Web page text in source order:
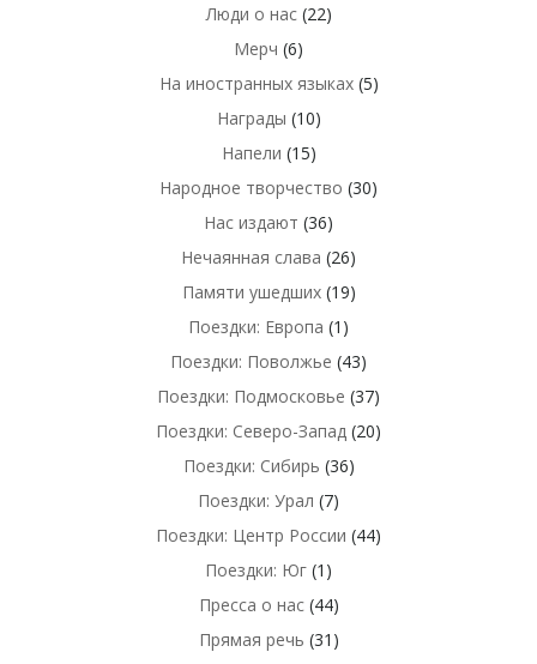
Люди о нас(22)
Мерч (6)
На иностранных языках(5)
Награды (10)
Напели (15)
Народное творчество (30)
Нас издают (36)
Нечаянная слава (26)
Памяти ушедших(19)
Поездки: Европа (1)
Поездки: Поволжье (43)
Поездки: Подмосковье (37)
Поездки: Северо-Запад (20)
Поездки: Сибирь (36)
Поездки: Урал (7)
Поездки: Центр России (44)
Поездки: Юг (1)
Пресса о нас(44)
Прямая речь (31)